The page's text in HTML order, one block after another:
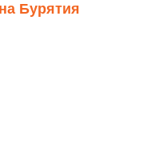
Бурятия